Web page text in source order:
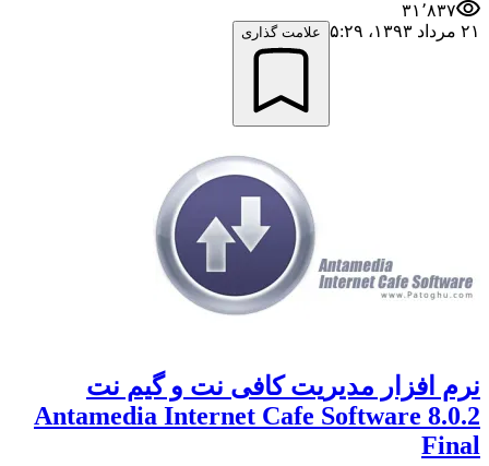
۳۱٬۸۳۷
۲۱ مرداد ۱۳۹۳،‏ ۵:۲۹
علامت گذاری
نرم افزار مدیریت کافی نت و گیم نت
Antamedia Internet Cafe Software 8.0.2
Final